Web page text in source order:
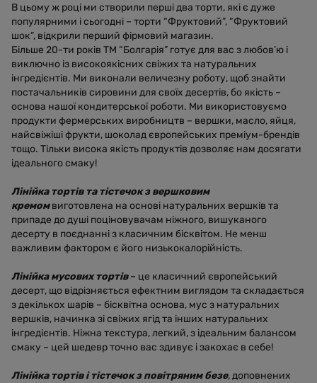
В цьому ж році ми створили перші два торти, які є дуже
популярними і сьогодні – торти “Фруктовий”, “Фруктовий
шок”, відкрили перший фірмовий магазин.
Більше 20-ти років ТМ “Болгарія” готує для вас з любов’ю і
виключно із високоякісних свіжих та натуральних
інгредієнтів. Ми виконали величезну роботу, щоб знайти
постачальників сировини для своїх десертів, бо якість –
основа нашої кондитерської роботи. Ми використовуємо
продукти фермерських виробництв – вершки, масло, яйця,
найсвіжіші фрукти, шоколад європейських преміум-брендів
тощо. Тільки висока якість продуктів дозволяє нам досягати
ідеального смаку!
Лінійка тортів та тістечок з вершковим
кремомвиготовлена на основі натуральних вершків та
припаде до душі поціновувачам ніжного, вишуканого
десерту в поєднанні з класичним бісквітом. Не менш
важливим фактором є його низькокалорійність.
Лінійка мусових тортів– це класичний європейський
десерт, що відрізняється ефектним виглядом та складається
з декількох шарів – бісквітна основа, мус з натуральних
вершків, начинка зі свіжих ягід та інших натуральних
інгредієнтів. Ніжна текстура, легкий, з ідеальним балансом
смаку – цей шедевр точно вас здивує і закохає в себе!
Лінійка тортів і тістечок з повітряним безе, доповнених